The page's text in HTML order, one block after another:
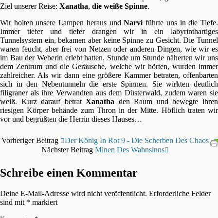
Ziel unserer Reise: Xanatha, die weiße Spinne.
Wir holten unsere Lampen heraus undNarvi führte uns in die Tiefe.
Immer tiefer und tiefer drangen wir in ein la­by­rinth­ar­tiges
Tunnelsystem ein, bekamen aber keine Spinne zu Gesicht. Die Tunnel
waren feucht, aber frei von Netzen oder anderen Dingen, wie wir es
im Bau der Weberin erlebt hatten. Stunde um Stunde näherten wir uns
dem Zentrum und die Geräusche, welche wir hörten, wurden immer
zahlreicher. Als wir dann eine größere Kammer betraten, offenbarten
sich in den Nebentunneln die erste Spinnen. Sie wirkten deutlich
filigraner als ihre Verwandten aus dem Düsterwald, zudem waren sie
weiß. Kurz darauf betratXanatha den Raum und bewegte ihren
riesigen Körper behände zum Thron in der Mitte. Höflich traten wir
vor und begrüßten die Herrin dieses Hauses…
Vorheriger Beitrag
Der König In Rot 9 - Die Scherben Des Chaos
Nächster Beitrag Minen Des Wahnsinns
Schreibe einen Kommentar
Deine E-Mail-Adresse wird nicht veröffentlicht. Erforderliche Felder
sind mit * markiert